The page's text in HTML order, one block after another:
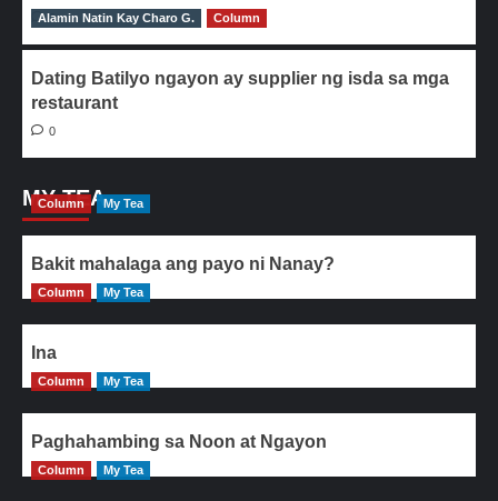
0
Alamin Natin Kay Charo G. Column
Dating Batilyo ngayon ay supplier ng isda sa mga
restaurant
0
MY TEA
Column My Tea
Bakit mahalaga ang payo ni Nanay?
Column My Tea
Ina
Column My Tea
Paghahambing sa Noon at Ngayon
Column My Tea